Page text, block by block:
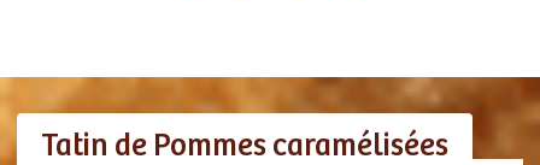
Tatin de Pommes caramélisées